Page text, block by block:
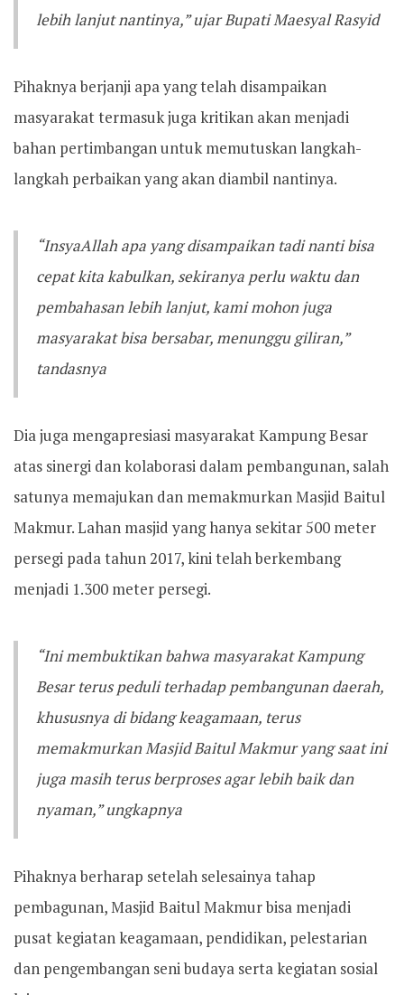
lebih lanjut nantinya,” ujar Bupati Maesyal Rasyid
Pihaknya berjanji apa yang telah disampaikan
masyarakat termasuk juga kritikan akan menjadi
bahan pertimbangan untuk memutuskan langkah-
langkah perbaikan yang akan diambil nantinya.
“InsyaAllah apa yang disampaikan tadi nanti bisa
cepat kita kabulkan, sekiranya perlu waktu dan
pembahasan lebih lanjut, kami mohon juga
masyarakat bisa bersabar, menunggu giliran,”
tandasnya
Dia juga mengapresiasi masyarakat Kampung Besar
atas sinergi dan kolaborasi dalam pembangunan, salah
satunya memajukan dan memakmurkan Masjid Baitul
Makmur. Lahan masjid yang hanya sekitar 500 meter
persegi pada tahun 2017, kini telah berkembang
menjadi 1.300 meter persegi.
“Ini membuktikan bahwa masyarakat Kampung
Besar terus peduli terhadap pembangunan daerah,
khususnya di bidang keagamaan, terus
memakmurkan Masjid Baitul Makmur yang saat ini
juga masih terus berproses agar lebih baik dan
nyaman,” ungkapnya
Pihaknya berharap setelah selesainya tahap
pembagunan, Masjid Baitul Makmur bisa menjadi
pusat kegiatan keagamaan, pendidikan, pelestarian
dan pengembangan seni budaya serta kegiatan sosial